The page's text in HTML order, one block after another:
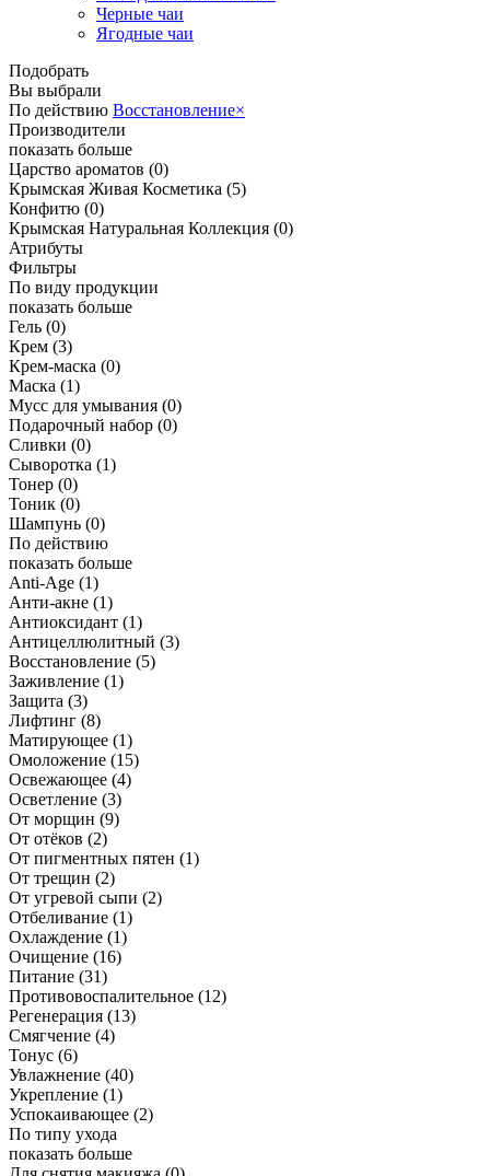
Черные чаи
Ягодные чаи
Подобрать
Вы выбрали
По действию Восстановление×
Производители
показать больше
Царство ароматов (0)
Крымская Живая Косметика (5)
Конфитю (0)
Крымская Натуральная Коллекция (0)
Атрибуты
Фильтры
По виду продукции
показать больше
Гель (0)
Крем (3)
Крем-маска (0)
Маска (1)
Мусс для умывания (0)
Подарочный набор (0)
Сливки (0)
Сыворотка (1)
Тонер (0)
Тоник (0)
Шампунь (0)
По действию
показать больше
Anti-Age (1)
Анти-акне (1)
Антиоксидант (1)
Антицеллюлитный (3)
Восстановление (5)
Заживление (1)
Защита (3)
Лифтинг (8)
Матирующее (1)
Омоложение (15)
Освежающее (4)
Осветление (3)
От морщин (9)
От отёков (2)
От пигментных пятен (1)
От трещин (2)
От угревой сыпи (2)
Отбеливание (1)
Охлаждение (1)
Очищение (16)
Питание (31)
Противовоспалительное (12)
Регенерация (13)
Смягчение (4)
Тонус (6)
Увлажнение (40)
Укрепление (1)
Успокаивающее (2)
По типу ухода
показать больше